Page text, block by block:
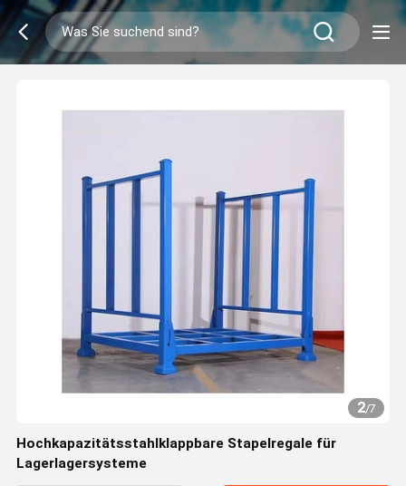
2/7
Hochkapazitätsstahlklappbare Stapelregale für
Lagerlagersysteme